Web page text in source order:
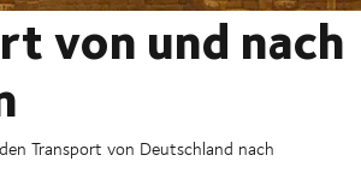
von und nach
Transport von Deutschland nach